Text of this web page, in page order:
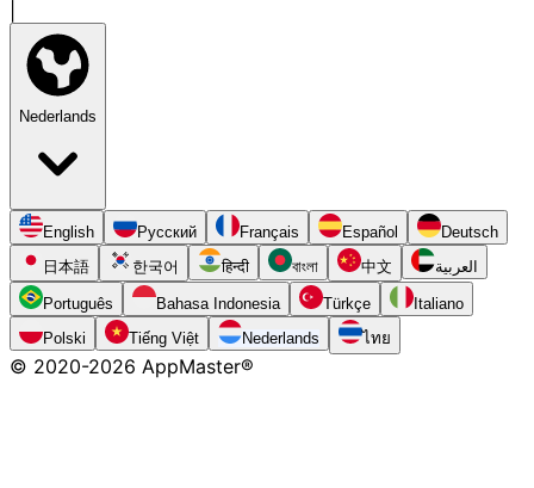
Nederlands
English Русский Français Español
Deutsch
日本語
한국어 हिन्दी বাংলা 中文 العربية
Português Bahasa Indonesia Türkçe
Italiano
Polski
Tiếng Việt Nederlands ไทย
© 2020-2026 AppMaster®